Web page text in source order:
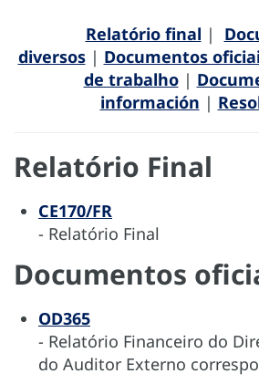
Relatório final |
diversos| Documentos
de trabalho|
información |
Relatório Final
CE170/FR
- Relatório Final
Documentos
OD365
- Relatório Financeiro do
do Auditor Externo